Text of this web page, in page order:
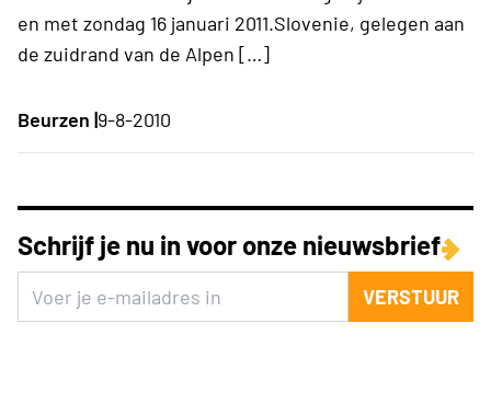
en met zondag 16 januari 2011.Slovenie, gelegen aan
de zuidrand van de Alpen […]
Beurzen |9-8-2010
Schrijf je nu in voor onze nieuwsbrief
VERSTUUR